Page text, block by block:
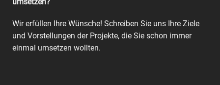
Wir erfüllen Ihre Wünsche! Schreiben Sie uns Ihre Ziele
und Vorstellungen der Projekte, die Sie schon immer
einmal umsetzen wollten.